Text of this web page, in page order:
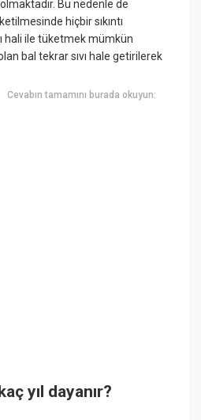
Bu nedenle de
hiçbir sıkıntı
hali ile tüketmek mümkün
bal tekrar sıvı hale getirilerek
Cevabın tamamını burada okuyun:
yıl dayanır?